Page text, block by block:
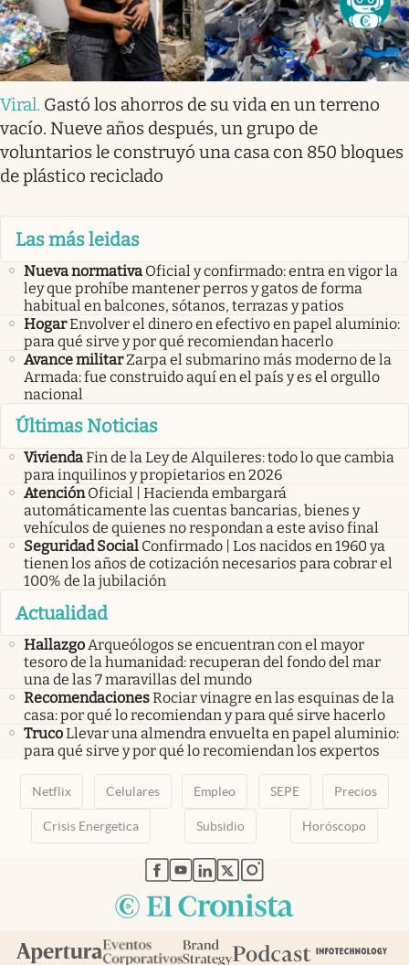
Viral. Gastó los ahorros de su vida en un terreno
vacío. Nueve años después, un grupo de
voluntarios le construyó una casa con 850 bloques
de plástico reciclado
Las más leidas
Nueva normativa Oficial y confirmado: entra en vigor la
ley que prohíbe mantener perros y gatos de forma
habitual en balcones, sótanos, terrazas y patios
HogarEnvolver el dinero en efectivo en papel aluminio:
para qué sirve y por qué recomiendan hacerlo
Avance militarZarpa el submarino más moderno de la
Armada: fue construido aquí en el país y es el orgullo
nacional
Últimas Noticias
ViviendaFin de la Ley de Alquileres: todo lo que cambia
para inquilinos y propietarios en 2026
Atención Oficial | Hacienda embargará
automáticamente las cuentas bancarias, bienes y
vehículos de quienes no respondan a este aviso final
Seguridad Social Confirmado | Los nacidos en 1960 ya
tienen los años de cotización necesarios para cobrar el
100% de la jubilación
Actualidad
HallazgoArqueólogos se encuentran con el mayor
tesoro de la humanidad: recuperan del fondo del mar
una de las 7 maravillas del mundo
RecomendacionesRociar vinagre en las esquinas de la
casa: por qué lo recomiendan y para qué sirve hacerlo
TrucoLlevar una almendra envuelta en papel aluminio:
para qué sirve y por qué lo recomiendan los expertos
Netflix Celulares Empleo SEPE Precios
Crisis Energetica Subsidio Horóscopo
abre en nueva pestaña
abre en nueva pestaña
abre en nueva pestaña
abre en nueva pestaña
abre en nueva pestaña